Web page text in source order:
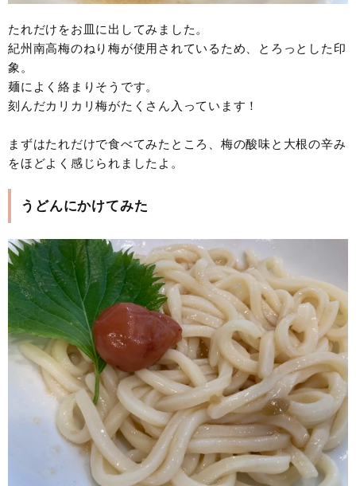
たれだけをお皿に出してみました。
紀州南高梅のねり梅が使用されているため、とろっとした印
象。
麺によく絡まりそうです。
刻んだカリカリ梅がたくさん入っています！
まずはたれだけで食べてみたところ、梅の酸味と大根の辛み
をほどよく感じられましたよ。
うどんにかけてみた